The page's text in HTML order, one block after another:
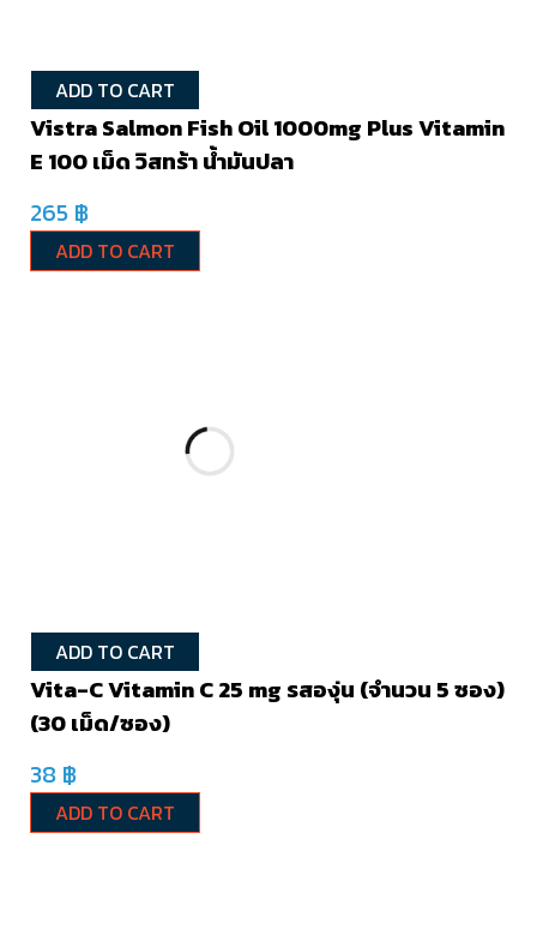
ADD TO CART
Vistra Salmon Fish Oil 1000mg Plus Vitamin
E 100 เม็ด วิสทร้า น้ำมันปลา
265 ฿
ADD TO CART
ADD TO CART
Vita-C Vitamin C 25 mg รสองุ่น (จำนวน 5 ซอง)
(30 เม็ด/ซอง)
38 ฿
ADD TO CART